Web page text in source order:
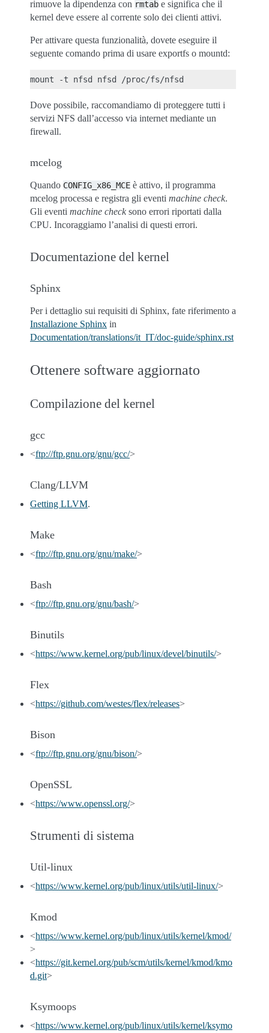
rimuove la dipendenza con rmtab e significa che il
kernel deve essere al corrente solo dei clienti attivi.
Per attivare questa funzionalità, dovete eseguire il
seguente comando prima di usare exportfs o mountd:
Dove possibile, raccomandiamo di proteggere tutti i
servizi NFS dall’accesso via internet mediante un
firewall.
mcelog
Quando CONFIG_x86_MCE è attivo, il programma
mcelog processa e registra gli eventi machine check.
Gli eventi machine check sono errori riportati dalla
CPU. Incoraggiamo l’analisi di questi errori.
Documentazione del kernel
Sphinx
Per i dettaglio sui requisiti di Sphinx, fate riferimento a
Installazione Sphinx in
Documentation/translations/it_IT/doc-guide/sphinx.rst
Ottenere software aggiornato
Compilazione del kernel
gcc
<ftp://ftp.gnu.org/gnu/gcc/>
Clang/LLVM
Getting LLVM.
Make
<ftp://ftp.gnu.org/gnu/make/>
Bash
<ftp://ftp.gnu.org/gnu/bash/>
Binutils
<https://www.kernel.org/pub/linux/devel/binutils/>
Flex
<https://github.com/westes/flex/releases>
Bison
<ftp://ftp.gnu.org/gnu/bison/>
OpenSSL
<https://www.openssl.org/>
Strumenti di sistema
Util-linux
<https://www.kernel.org/pub/linux/utils/util-linux/>
Kmod
<https://www.kernel.org/pub/linux/utils/kernel/kmod/
>
<https://git.kernel.org/pub/scm/utils/kernel/kmod/kmo
d.git>
Ksymoops
<https://www.kernel.org/pub/linux/utils/kernel/ksymo